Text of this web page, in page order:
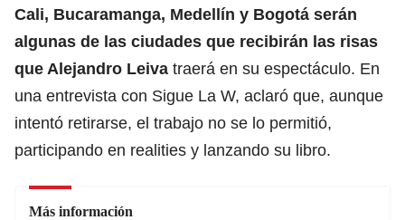
Cali, Bucaramanga, Medellín y Bogotá serán
algunas de las ciudades que recibirán las risas
que Alejandro Leiva traerá en su espectáculo. En
una entrevista con Sigue La W, aclaró que, aunque
intentó retirarse, el trabajo no se lo permitió,
participando en realities y lanzando su libro.
Más información